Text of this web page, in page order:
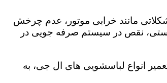
مانند خرابی موتور، عدم چرخش
نقص در سیستم صرفه جویی در
انواع لباسشویی های ال جی، به